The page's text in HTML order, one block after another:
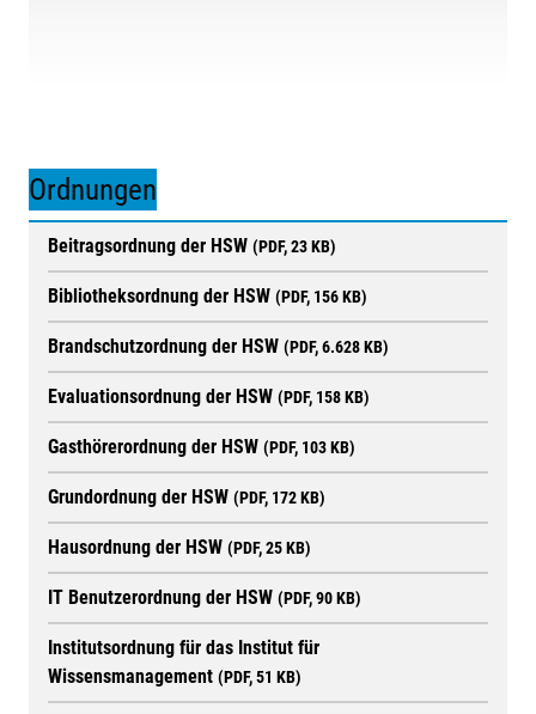
Ordnungen
Beitragsordnung der HSW (PDF, 23 KB)
Bibliotheksordnung der HSW (PDF, 156 KB)
Brandschutzordnung der HSW (PDF, 6.628 KB)
Evaluationsordnung der HSW (PDF, 158 KB)
Gasthörerordnung der HSW (PDF, 103 KB)
Grundordnung der HSW (PDF, 172 KB)
Hausordnung der HSW (PDF, 25 KB)
IT Benutzerordnung der HSW (PDF, 90 KB)
Institutsordnung für das Institut für
Wissensmanagement (PDF, 51 KB)